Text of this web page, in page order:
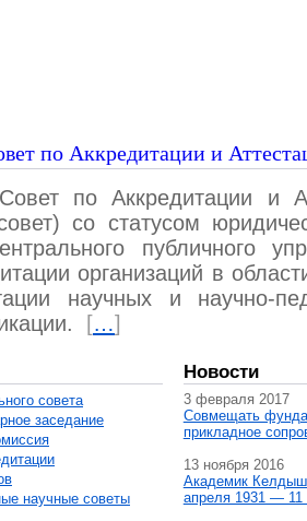
по Аккредитации и
по Аккредитации и
со статусом
публичного
организаций в
научных и научно-
[…]
совета
заседание
научные советы
Новости
3 февраля 2017
Совмещать
прикладное
13 ноября 2016
Академик
апреля 1931 — 11